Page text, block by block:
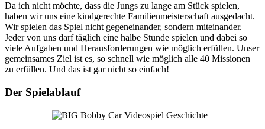
Da ich nicht möchte, dass die Jungs zu lange am Stück spielen,
haben wir uns eine kindgerechte Familienmeisterschaft ausgedacht.
Wir spielen das Spiel nicht gegeneinander, sondern miteinander.
Jeder von uns darf täglich eine halbe Stunde spielen und dabei so
viele Aufgaben und Herausforderungen wie möglich erfüllen. Unser
gemeinsames Ziel ist es, so schnell wie möglich alle 40 Missionen
zu erfüllen. Und das ist gar nicht so einfach!
Der Spielablauf